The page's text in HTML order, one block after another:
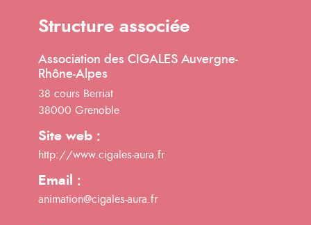
Structure associée
Association des CIGALES Auvergne-
Rhône-Alpes
38 cours Berriat
38000 Grenoble
Site web :
http://www.cigales-aura.fr
Email :
animation@cigales-aura.fr